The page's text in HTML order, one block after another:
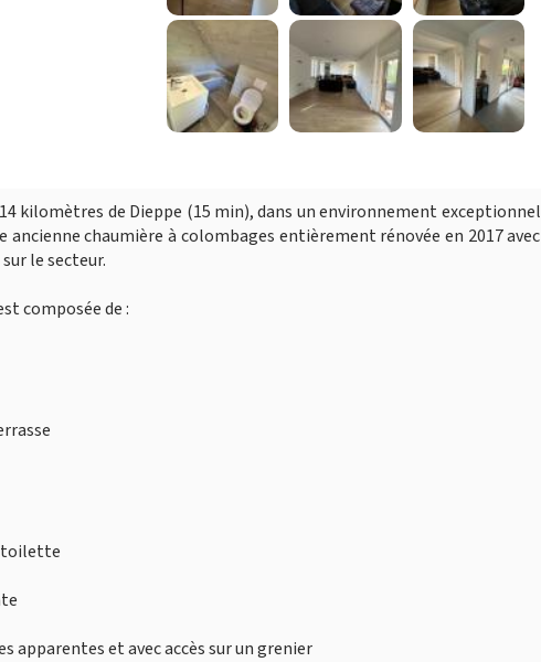
kilomètres de Dieppe (15 min), dans un environnement exceptionnel
chaumière à colombages entièrement rénovée en 2017 avec
le secteur.
composée de :
toilette
apparentes et avec accès sur un grenier